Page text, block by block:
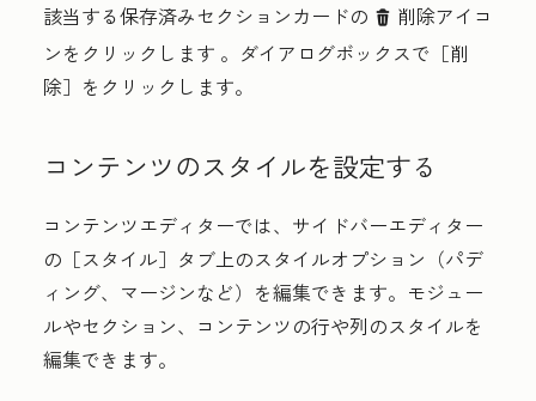
該当する保存済みセクションカードの delete 削除アイコ
ンをクリックします 。ダイアログボックスで ［削
除］をクリックします。
コンテンツのスタイルを設定する
コンテンツエディターでは、サイドバーエディター
の［スタイル］ タブ上のスタイルオプション（パデ
ィング、マージンなど）を編集できます。モジュー
ルやセクション、コンテンツの行や列のスタイルを
編集できます。